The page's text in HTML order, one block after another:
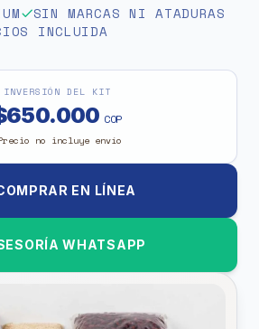
SIN MARCAS NI ATADURAS
INCLUIDA
INVERSIÓN DEL KIT
COP
no incluye envío
EN LÍNEA
WHATSAPP